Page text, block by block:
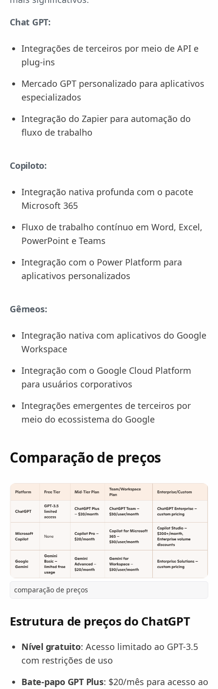
Chat GPT:
Integrações de terceiros por meio de API e
plug-ins
Mercado GPT personalizado para aplicativos
especializados
Integração do Zapier para automação do
fluxo de trabalho
Copiloto:
Integração nativa profunda com o pacote
Microsoft 365
Fluxo de trabalho contínuo em Word, Excel,
PowerPoint e Teams
Integração com o Power Platform para
aplicativos personalizados
Gêmeos:
Integração nativa com aplicativos do Google
Workspace
Integração com o Google Cloud Platform
para usuários corporativos
Integrações emergentes de terceiros por
meio do ecossistema do Google
Comparação de preços
comparação de preços
Estrutura de preços do ChatGPT
Nível gratuito: Acesso limitado ao GPT-3.5
com restrições de uso
Bate-papo GPT Plus: $20/mês para acesso ao